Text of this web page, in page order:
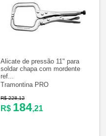
Alicate de pressão 11" para
soldar chapa com mordente
ref...
Tramontina PRO
R$ 228,12
R$ 184,21